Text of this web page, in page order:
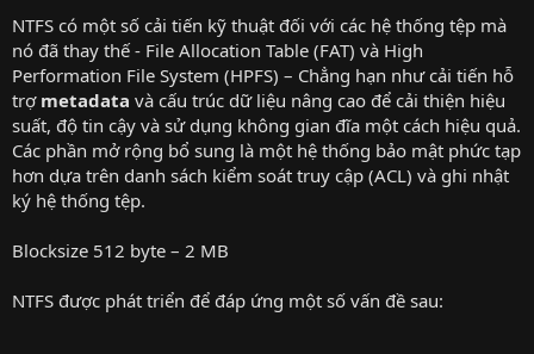
r
NTFS có một số cải tiến kỹ thuật đối với các hệ thống tệp mà
nó đã thay thế - File Allocation Table (FAT) và High
Performation File System (HPFS) – Chẳng hạn như cải tiến hỗ
trợ metadata và cấu trúc dữ liệu nâng cao để cải thiện hiệu
suất, độ tin cậy và sử dụng không gian đĩa một cách hiệu quả.
Các phần mở rộng bổ sung là một hệ thống bảo mật phức tạp
hơn dựa trên danh sách kiểm soát truy cập (ACL) và ghi nhật
ký hệ thống tệp.
Blocksize 512 byte – 2 MB
NTFS được phát triển để đáp ứng một số vấn đề sau: